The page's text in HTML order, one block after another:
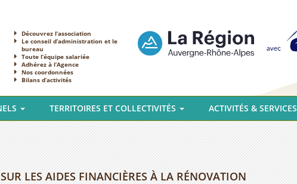
Découvrez l’association
Le conseil d’administration et le
bureau
Toute l’équipe salariée
Adhérez à l’Agence
Nos coordonnées
Bilans d’activités
TERRITOIRES ET COLLECTIVITÉS ACTIVITÉS & SERVICES
LES AIDES FINANCIÈRES À LA RÉNOVATION